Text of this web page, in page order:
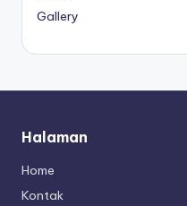
Gallery
Halaman
Home
Kontak